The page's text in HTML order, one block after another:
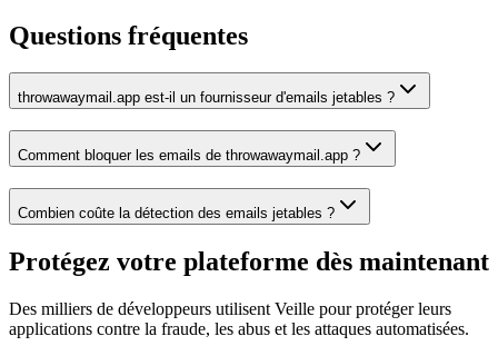
Questions fréquentes
throwawaymail.app est-il un fournisseur d'emails jetables ?
Comment bloquer les emails de throwawaymail.app ?
Combien coûte la détection des emails jetables ?
Protégez votre plateforme dès maintenant
Des milliers de développeurs utilisent Veille pour protéger leurs
applications contre la fraude, les abus et les attaques automatisées.